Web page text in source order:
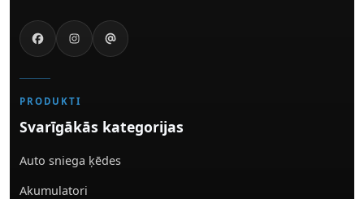
PRODUKTI
Svarīgākās kategorijas
Auto sniega ķēdes
Akumulatori